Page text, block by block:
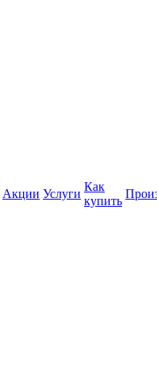
Акции Услуги
Как
купить